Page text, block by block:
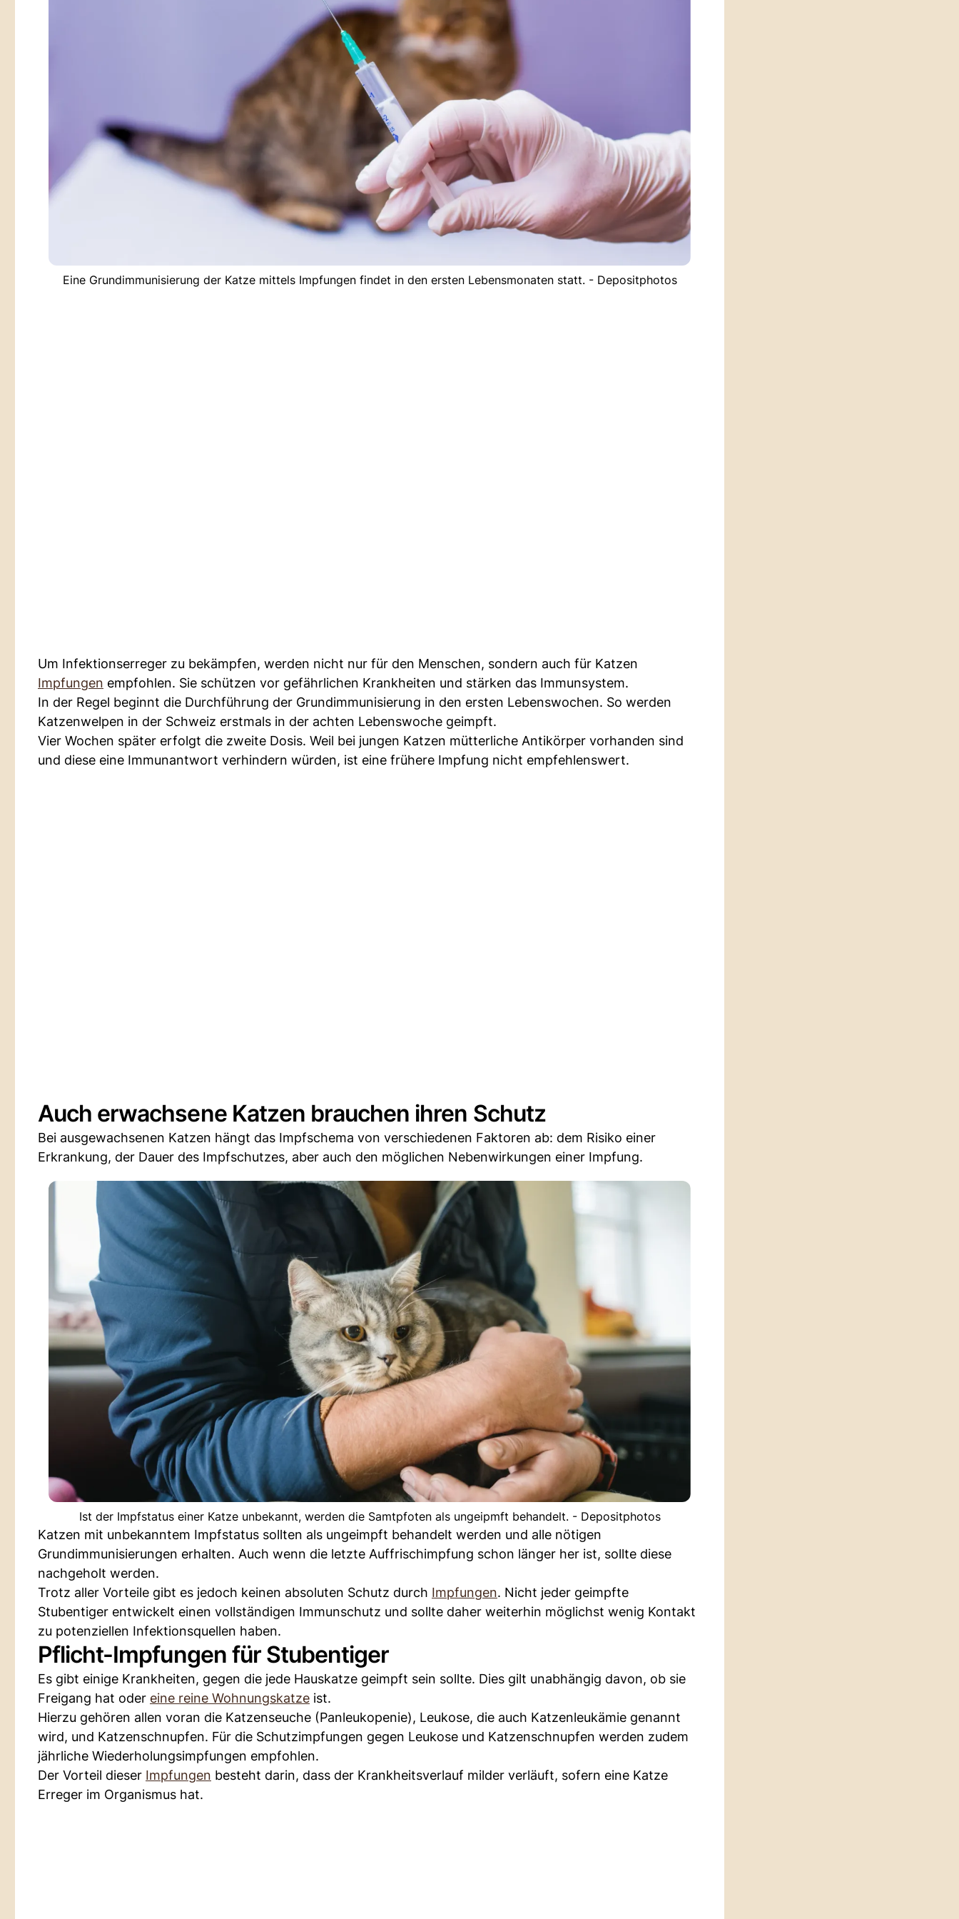
Eine Grundimmunisierung der Katze mittels Impfungen findet in den ersten Lebensmonaten statt. - Depositphotos
Um Infektionserreger zu bekämpfen, werden nicht nur für den Menschen, sondern auch für Katzen
Impfungen empfohlen. Sie schützen vor gefährlichen Krankheiten und stärken das Immunsystem.
In der Regel beginnt die Durchführung der Grundimmunisierung in den ersten Lebenswochen. So werden
Katzenwelpen in der Schweiz erstmals in der achten Lebenswoche geimpft.
Vier Wochen später erfolgt die zweite Dosis. Weil bei jungen Katzen mütterliche Antikörper vorhanden sind
und diese eine Immunantwort verhindern würden, ist eine frühere Impfung nicht empfehlenswert.
Auch erwachsene Katzen brauchen ihren Schutz
Bei ausgewachsenen Katzen hängt das Impfschema von verschiedenen Faktoren ab: dem Risiko einer
Erkrankung, der Dauer des Impfschutzes, aber auch den möglichen Nebenwirkungen einer Impfung.
Ist der Impfstatus einer Katze unbekannt, werden die Samtpfoten als ungeipmft behandelt. - Depositphotos
Katzen mit unbekanntem Impfstatus sollten als ungeimpft behandelt werden und alle nötigen
Grundimmunisierungen erhalten. Auch wenn die letzte Auffrischimpfung schon länger her ist, sollte diese
nachgeholt werden.
Trotz aller Vorteile gibt es jedoch keinen absoluten Schutz durch Impfungen. Nicht jeder geimpfte
Stubentiger entwickelt einen vollständigen Immunschutz und sollte daher weiterhin möglichst wenig Kontakt
zu potenziellen Infektionsquellen haben.
Pflicht-Impfungen für Stubentiger
Es gibt einige Krankheiten, gegen die jede Hauskatze geimpft sein sollte. Dies gilt unabhängig davon, ob sie
Freigang hat oder eine reine Wohnungskatze ist.
Hierzu gehören allen voran die Katzenseuche (Panleukopenie), Leukose, die auch Katzenleukämie genannt
wird, und Katzenschnupfen. Für die Schutzimpfungen gegen Leukose und Katzenschnupfen werden zudem
jährliche Wiederholungsimpfungen empfohlen.
Der Vorteil dieser Impfungen besteht darin, dass der Krankheitsverlauf milder verläuft, sofern eine Katze
Erreger im Organismus hat.